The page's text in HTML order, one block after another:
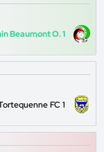
Beaumont O. 1
FC 1